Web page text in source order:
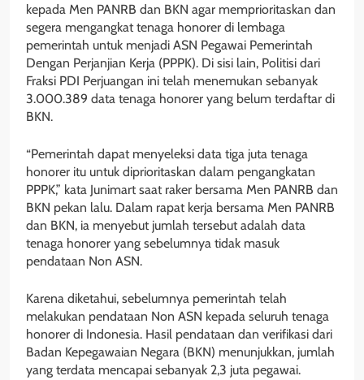
kepada Men PANRB dan BKN agar memprioritaskan dan
segera mengangkat tenaga honorer di lembaga
pemerintah untuk menjadi ASN Pegawai Pemerintah
Dengan Perjanjian Kerja (PPPK). Di sisi lain, Politisi dari
Fraksi PDI Perjuangan ini telah menemukan sebanyak
3.000.389 data tenaga honorer yang belum terdaftar di
BKN.
“Pemerintah dapat menyeleksi data tiga juta tenaga
honorer itu untuk diprioritaskan dalam pengangkatan
PPPK,” kata Junimart saat raker bersama Men PANRB dan
BKN pekan lalu. Dalam rapat kerja bersama Men PANRB
dan BKN, ia menyebut jumlah tersebut adalah data
tenaga honorer yang sebelumnya tidak masuk
pendataan Non ASN.
Karena diketahui, sebelumnya pemerintah telah
melakukan pendataan Non ASN kepada seluruh tenaga
honorer di Indonesia. Hasil pendataan dan verifikasi dari
Badan Kepegawaian Negara (BKN) menunjukkan, jumlah
yang terdata mencapai sebanyak 2,3 juta pegawai.